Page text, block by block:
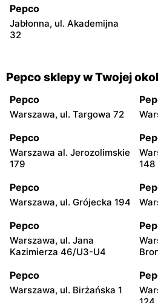
Pepco
Jabłonna, ul. Akademijna
32
Pepco sklepy w Twojej
Pepco
Warszawa, ul. Targowa 72
Pepco
Warszawa al. Jerozolimskie
179
148
Pepco
Warszawa, ul. Grójecka 194
Pepco
Warszawa, ul. Jana
Kazimierza 46/U3-U4
Pepco
Warszawa, ul. Birżańska 1